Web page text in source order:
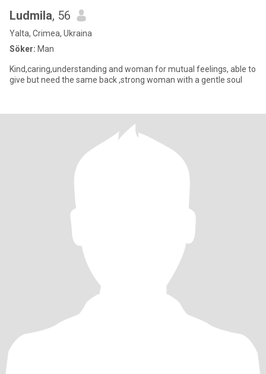
Ludmila, 56
Yalta, Crimea, Ukraina
Söker: Man
Kind,caring,understanding and woman for mutual feelings, able to
give but need the same back ,strong woman with a gentle soul